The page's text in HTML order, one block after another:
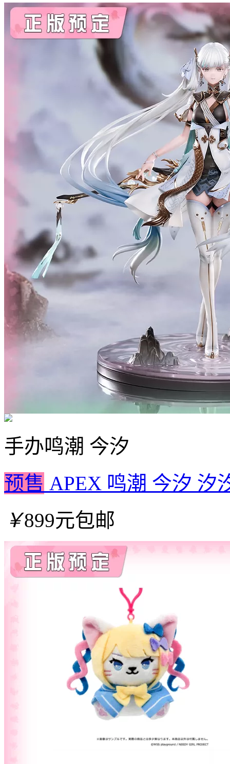
手办鸣潮 今汐
预售 APEX 鸣潮 今汐 汐
￥899元包邮